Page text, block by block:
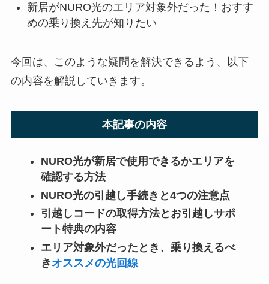
新居がNURO光のエリア対象外だった！おすす
めの乗り換え先が知りたい
今回は、このような疑問を解決できるよう、以下
の内容を解説していきます。
本記事の内容
NURO光が新居で使用できるかエリアを
確認する方法
NURO光の引越し手続きと4つの注意点
引越しコードの取得方法とお引越しサポ
ート特典の内容
エリア対象外だったとき、乗り換えるべ
き オススメの光回線